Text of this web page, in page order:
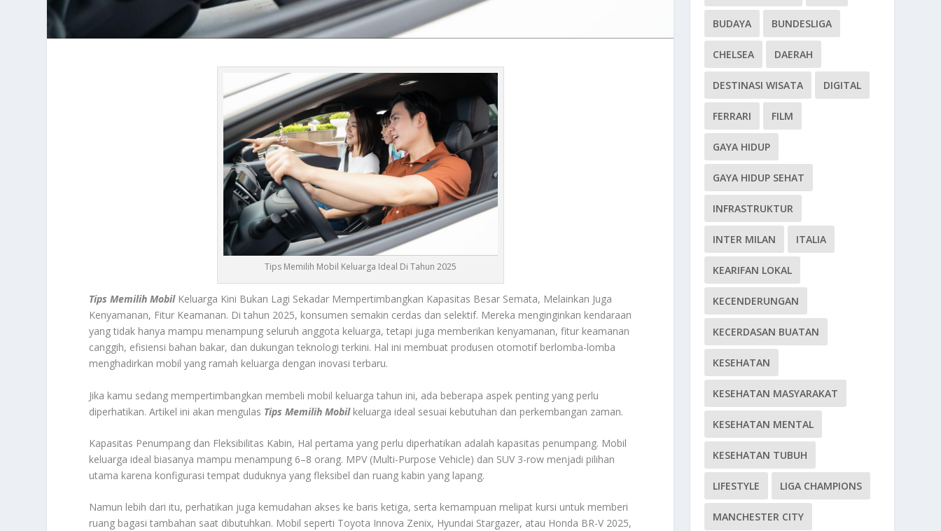
Tips Memilih Mobil Keluarga Ideal Di Tahun 2025
Tips Memilih MobilKeluarga Kini Bukan Lagi Sekadar Mempertimbangkan Kapasitas Besar Semata, Melainkan Juga
Kenyamanan, Fitur Keamanan. Di tahun 2025, konsumen semakin cerdas dan selektif. Mereka menginginkan kendaraan
yang tidak hanya mampu menampung seluruh anggota keluarga, tetapi juga memberikan kenyamanan, fitur keamanan
canggih, efisiensi bahan bakar, dan dukungan teknologi terkini. Hal ini membuat produsen otomotif berlomba-lomba
menghadirkan mobil yang ramah keluarga dengan inovasi terbaru.
Jika kamu sedang mempertimbangkan membeli mobil keluarga tahun ini, ada beberapa aspek penting yang perlu
diperhatikan. Artikel ini akan mengulas Tips Memilih Mobilkeluarga ideal sesuai kebutuhan dan perkembangan zaman.
Kapasitas Penumpang dan Fleksibilitas Kabin, Hal pertama yang perlu diperhatikan adalah kapasitas penumpang. Mobil
keluarga ideal biasanya mampu menampung 6–8 orang. MPV (Multi-Purpose Vehicle) dan SUV 3-row menjadi pilihan
utama karena konfigurasi tempat duduknya yang fleksibel dan ruang kabin yang lapang.
Namun lebih dari itu, perhatikan juga kemudahan akses ke baris ketiga, serta kemampuan melipat kursi untuk memberi
ruang bagasi tambahan saat dibutuhkan. Mobil seperti Toyota Innova Zenix, Hyundai Stargazer, atau Honda BR-V 2025,
BUDAYA BUNDESLIGA
CHELSEA DAERAH
DESTINASI WISATA DIGITAL
FERRARI FILM
GAYA HIDUP
GAYA HIDUP SEHAT
INFRASTRUKTUR
INTER MILAN ITALIA
KEARIFAN LOKAL
KECENDERUNGAN
KECERDASAN BUATAN
KESEHATAN
KESEHATAN MASYARAKAT
KESEHATAN MENTAL
KESEHATAN TUBUH
LIFESTYLE LIGA CHAMPIONS
MANCHESTER CITY